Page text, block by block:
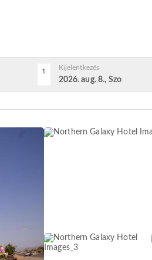
1 Kijelentkezés
2026. aug. 8., Szo